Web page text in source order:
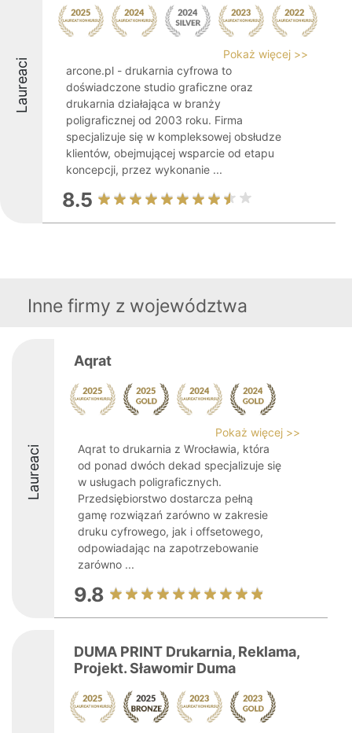
Laureaci
Pokaż więcej >>
arcone.pl - drukarnia cyfrowa to
doświadczone studio graficzne oraz
drukarnia działająca w branży
poligraficznej od 2003 roku. Firma
specjalizuje się w kompleksowej obsłudze
klientów, obejmującej wsparcie od etapu
koncepcji, przez wykonanie ...
8.5
Inne firmy z województwa
Laureaci
Aqrat
Pokaż więcej >>
Aqrat to drukarnia z Wrocławia, która
od ponad dwóch dekad specjalizuje się
w usługach poligraficznych.
Przedsiębiorstwo dostarcza pełną
gamę rozwiązań zarówno w zakresie
druku cyfrowego, jak i offsetowego,
odpowiadając na zapotrzebowanie
zarówno ...
9.8
DUMA PRINT Drukarnia, Reklama,
Projekt. Sławomir Duma